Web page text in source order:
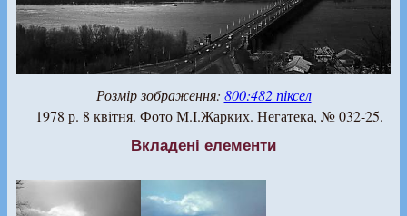
Розмір зображення: 800:482 піксел
1978 р. 8 квітня. Фото М.І.Жарких. Негатека, № 032-25.
Вкладені елементи